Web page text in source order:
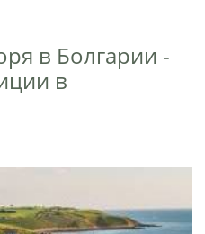
в Болгарии -
в